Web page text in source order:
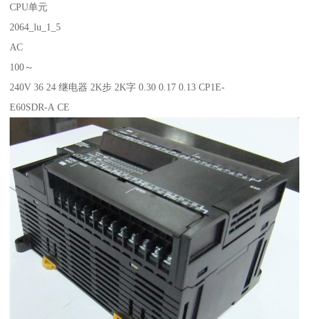
CPU单元
2064_lu_1_5
AC
100～
240V 36 24 继电器 2K步 2K字 0.30 0.17 0.13 CP1E-
E60SDR-A CE